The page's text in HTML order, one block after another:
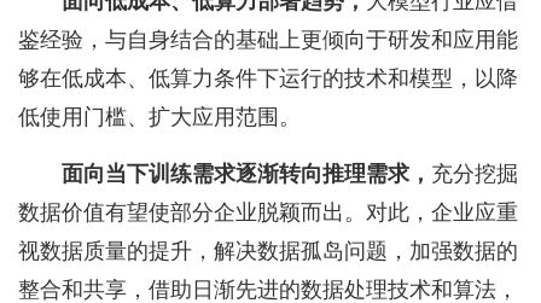
鉴经验，与自身结合的基础上更倾向于研发和应用能
够在低成本、低算力条件下运行的技术和模型，以降
低使用门槛、扩大应用范围。
面向当下训练需求逐渐转向推理需求 ， 充分挖掘
数据价值有望使部分企业脱颖而出。对此，企业应重
视数据质量的提升，解决数据孤岛问题，加强数据的
整合和共享，借助日渐先进的数据处理技术和算法，